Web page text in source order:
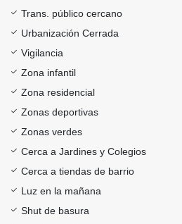
Trans. público cercano
Urbanización Cerrada
Vigilancia
Zona infantil
Zona residencial
Zonas deportivas
Zonas verdes
Cerca a Jardines y Colegios
Cerca a tiendas de barrio
Luz en la mañana
Shut de basura